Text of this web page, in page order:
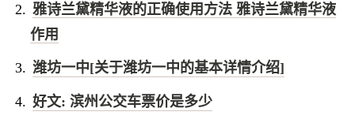
雅诗兰黛精华液的正确使用方法 雅诗兰黛精华液
作用
潍坊一中[关于潍坊一中的基本详情介绍]
好文: 滨州公交车票价是多少